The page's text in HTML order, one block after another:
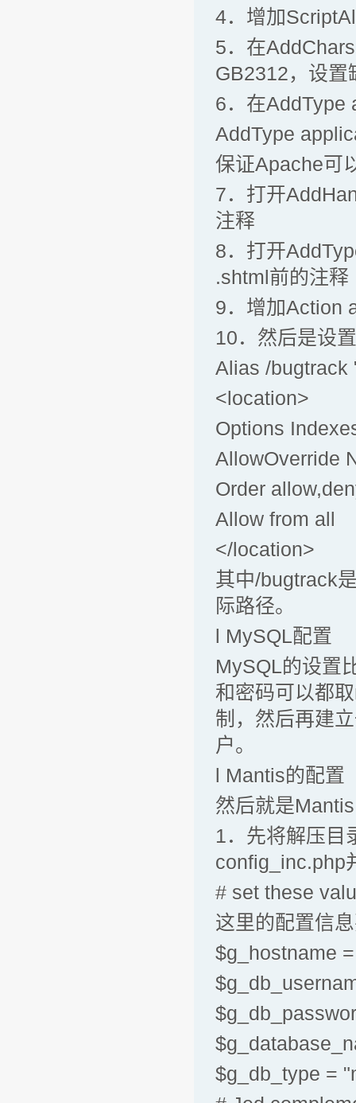
4．增加
5．在
GB2312，设置
6．在AddType
AddType
保证Apache可
7．打开
注释
8．打开
.shtml前的注释
9．增加Action
10．然后是设
Alias /bugtrack
<location>
Options
AllowOverride
Order
Allow from all
</location>
其中/bugtrack
际路径。
l MySQL配置
MySQL的设置
和密码可以都
制，然后再建
户。
l Mantis的配置
然后就是
1．先将解压目
config_inc.php
# set these
这里的配置信
$g_hostname
$g_db_type =